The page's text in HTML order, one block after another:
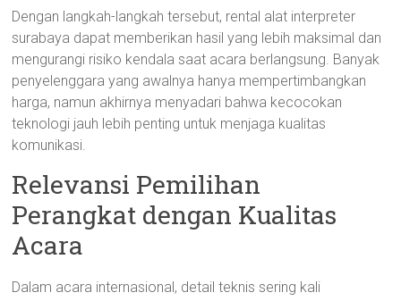
Dengan langkah-langkah tersebut, rental alat interpreter
surabaya dapat memberikan hasil yang lebih maksimal dan
mengurangi risiko kendala saat acara berlangsung. Banyak
penyelenggara yang awalnya hanya mempertimbangkan
harga, namun akhirnya menyadari bahwa kecocokan
teknologi jauh lebih penting untuk menjaga kualitas
komunikasi.
Relevansi Pemilihan
Perangkat dengan Kualitas
Acara
Dalam acara internasional, detail teknis sering kali